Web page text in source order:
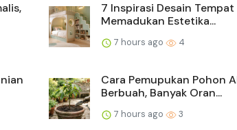
7 Inspirasi Desain
Memadukan Estetika...
7 hours ago 4
Cara Pemupukan Pohon
Berbuah, Banyak Oran...
7 hours ago 3